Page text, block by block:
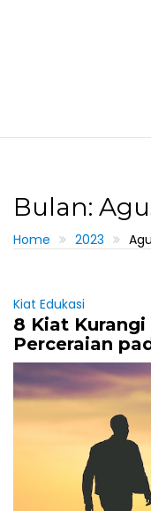
Bulan:
Home 2023
Kiat Edukasi
8 Kiat
Perceraian